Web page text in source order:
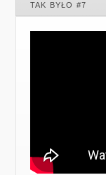
TAK BYŁO #7